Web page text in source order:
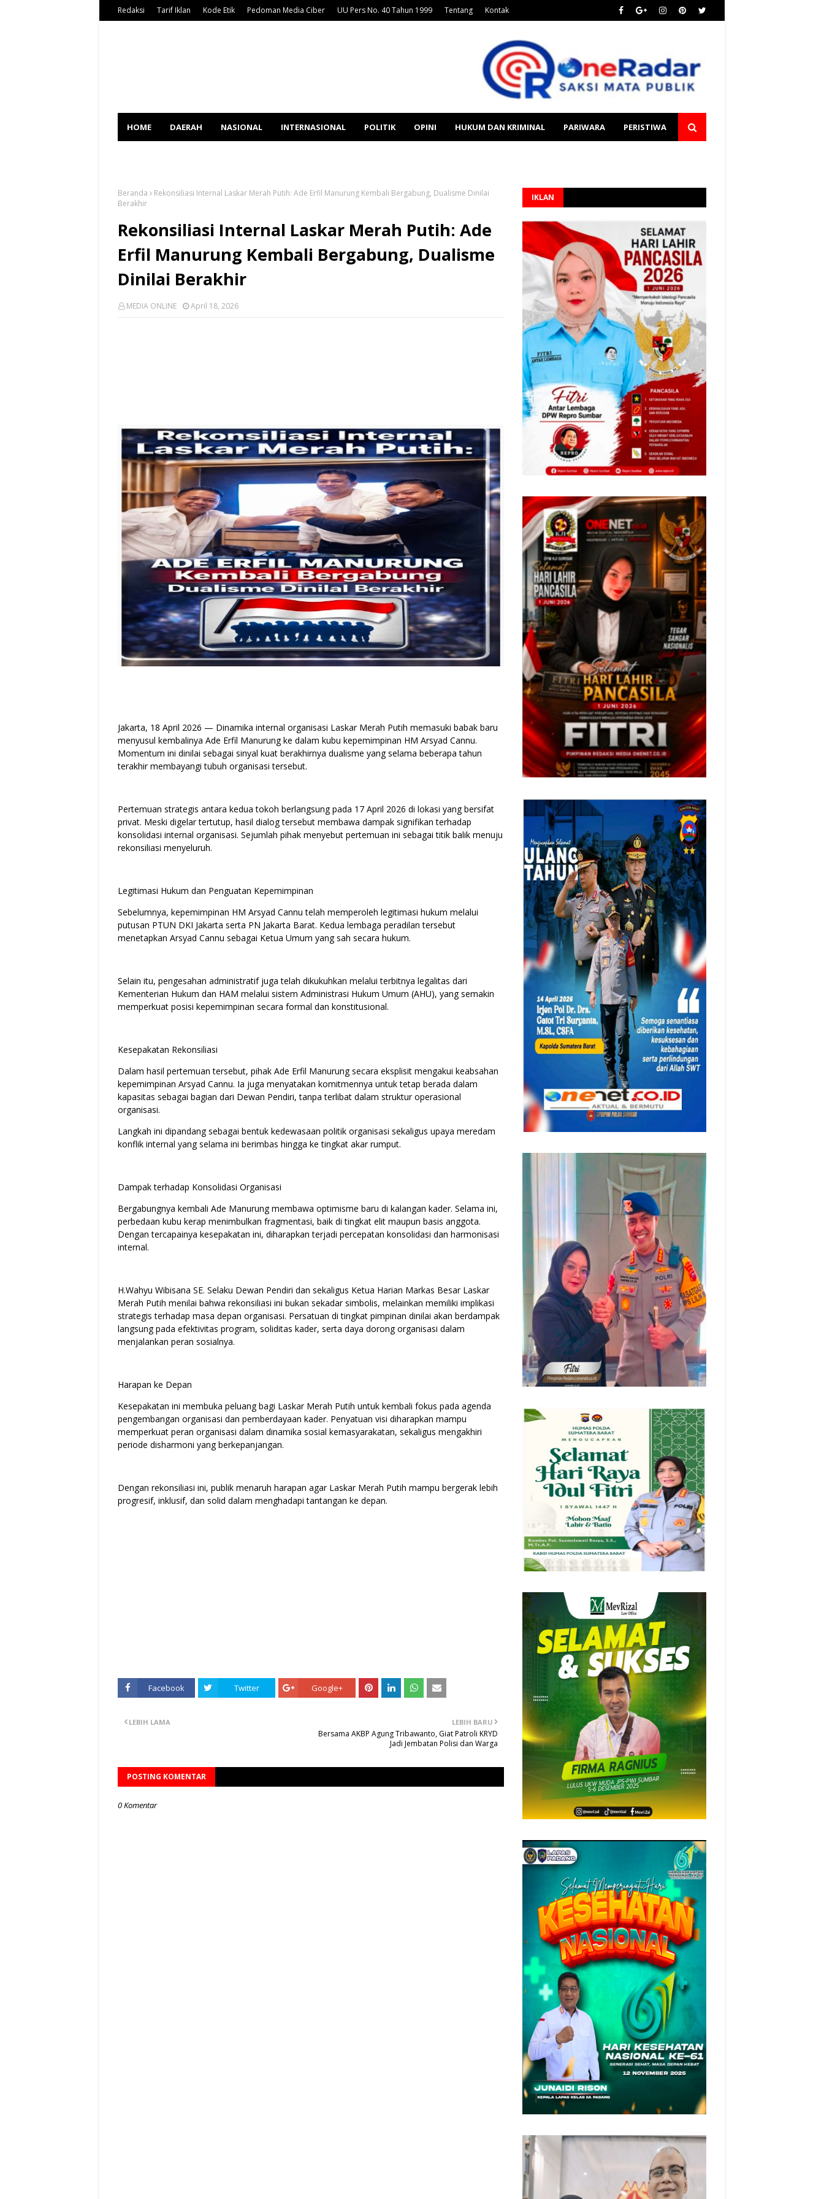
Redaksi Tarif Iklan Kode Etik Pedoman Media Ciber UU Pers No. 40 Tahun 1999 Tentang Kontak
HOME DAERAH NASIONAL INTERNASIONAL POLITIK OPINI HUKUM DAN KRIMINAL PARIWARA PERISTIWA
Beranda
Rekonsiliasi Internal Laskar Merah Putih: Ade Erfil Manurung Kembali Bergabung, Dualisme Dinilai
Berakhir
Rekonsiliasi Internal Laskar Merah Putih: Ade
Erfil Manurung Kembali Bergabung, Dualisme
Dinilai Berakhir
MEDIA ONLINE April 18, 2026
Jakarta, 18 April 2026 — Dinamika internal organisasi Laskar Merah Putih memasuki babak baru
menyusul kembalinya Ade Erfil Manurung ke dalam kubu kepemimpinan HM Arsyad Cannu.
Momentum ini dinilai sebagai sinyal kuat berakhirnya dualisme yang selama beberapa tahun
terakhir membayangi tubuh organisasi tersebut.
Pertemuan strategis antara kedua tokoh berlangsung pada 17 April 2026 di lokasi yang bersifat
privat. Meski digelar tertutup, hasil dialog tersebut membawa dampak signifikan terhadap
konsolidasi internal organisasi. Sejumlah pihak menyebut pertemuan ini sebagai titik balik menuju
rekonsiliasi menyeluruh.
Legitimasi Hukum dan Penguatan Kepemimpinan
Sebelumnya, kepemimpinan HM Arsyad Cannu telah memperoleh legitimasi hukum melalui
putusan PTUN DKI Jakarta serta PN Jakarta Barat. Kedua lembaga peradilan tersebut
menetapkan Arsyad Cannu sebagai Ketua Umum yang sah secara hukum.
Selain itu, pengesahan administratif juga telah dikukuhkan melalui terbitnya legalitas dari
Kementerian Hukum dan HAM melalui sistem Administrasi Hukum Umum (AHU), yang semakin
memperkuat posisi kepemimpinan secara formal dan konstitusional.
Kesepakatan Rekonsiliasi
Dalam hasil pertemuan tersebut, pihak Ade Erfil Manurung secara eksplisit mengakui keabsahan
kepemimpinan Arsyad Cannu. Ia juga menyatakan komitmennya untuk tetap berada dalam
kapasitas sebagai bagian dari Dewan Pendiri, tanpa terlibat dalam struktur operasional
organisasi.
Langkah ini dipandang sebagai bentuk kedewasaan politik organisasi sekaligus upaya meredam
konflik internal yang selama ini berimbas hingga ke tingkat akar rumput.
Dampak terhadap Konsolidasi Organisasi
Bergabungnya kembali Ade Manurung membawa optimisme baru di kalangan kader. Selama ini,
perbedaan kubu kerap menimbulkan fragmentasi, baik di tingkat elit maupun basis anggota.
Dengan tercapainya kesepakatan ini, diharapkan terjadi percepatan konsolidasi dan harmonisasi
internal.
H.Wahyu Wibisana SE. Selaku Dewan Pendiri dan sekaligus Ketua Harian Markas Besar Laskar
Merah Putih menilai bahwa rekonsiliasi ini bukan sekadar simbolis, melainkan memiliki implikasi
strategis terhadap masa depan organisasi. Persatuan di tingkat pimpinan dinilai akan berdampak
langsung pada efektivitas program, soliditas kader, serta daya dorong organisasi dalam
menjalankan peran sosialnya.
Harapan ke Depan
Kesepakatan ini membuka peluang bagi Laskar Merah Putih untuk kembali fokus pada agenda
pengembangan organisasi dan pemberdayaan kader. Penyatuan visi diharapkan mampu
memperkuat peran organisasi dalam dinamika sosial kemasyarakatan, sekaligus mengakhiri
periode disharmoni yang berkepanjangan.
Dengan rekonsiliasi ini, publik menaruh harapan agar Laskar Merah Putih mampu bergerak lebih
progresif, inklusif, dan solid dalam menghadapi tantangan ke depan.
Facebook Twitter Google+
LEBIH BARU
Bersama AKBP Agung Tribawanto, Giat Patroli KRYD
Jadi Jembatan Polisi dan Warga
LEBIH LAMA
POSTING KOMENTAR
0 Komentar
IKLAN